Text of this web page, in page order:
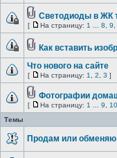
Светодиоды в ЖК
[ На страницу: 1 8 9
Как вставить
Что нового на сайте
[ На страницу: 1 2 3 ]
Фотографии
[ На страницу: 1 9 10
Темы
Продам или